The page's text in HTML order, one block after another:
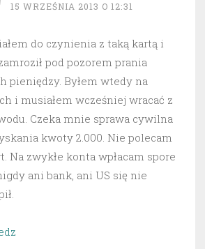
15 WRZEŚNIA 2013 O 12:31
do czynienia z taką kartą i
pod pozorem prania
pieniędzy. Byłem wtedy na
i musiałem wcześniej wracać z
Czeka mnie sprawa cywilna
kwoty 2.000. Nie polecam
Na zwykłe konta wpłacam spore
ani bank, ani US się nie